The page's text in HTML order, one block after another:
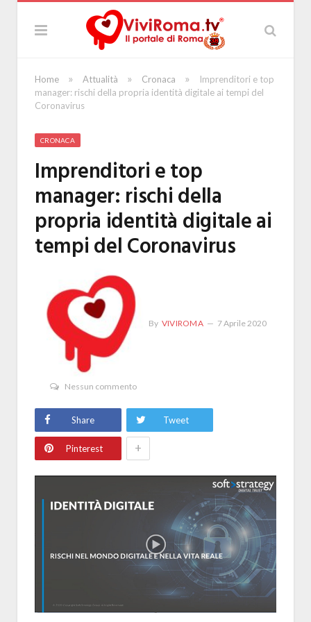
Home » Attualità » Cronaca »
Imprenditori e top
manager: rischi della propria identità digitale ai tempi del
Coronavirus
CRONACA
Imprenditori e top
manager: rischi della
propria identità digitale ai
tempi del Coronavirus
By VIVIROMA 7 Aprile 2020
Nessun commento
Share Tweet
Pinterest +